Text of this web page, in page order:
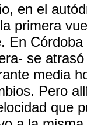
en el
primera
En
se
media
Pero
que